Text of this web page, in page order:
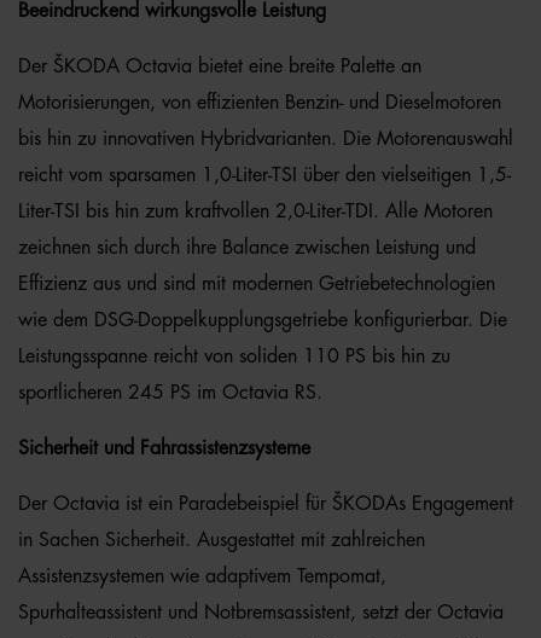
Beeindruckend wirkungsvolle Leistung
Der ŠKODA Octavia bietet eine breite Palette an
Motorisierungen, von effizienten Benzin- und Dieselmotoren
bis hin zu innovativen Hybridvarianten. Die Motorenauswahl
reicht vom sparsamen 1,0-Liter-TSI über den vielseitigen 1,5-
Liter-TSI bis hin zum kraftvollen 2,0-Liter-TDI. Alle Motoren
zeichnen sich durch ihre Balance zwischen Leistung und
Effizienz aus und sind mit modernen Getriebetechnologien
wie dem DSG-Doppelkupplungsgetriebe konfigurierbar. Die
Leistungsspanne reicht von soliden 110 PS bis hin zu
sportlicheren 245 PS im Octavia RS.
Sicherheit und Fahrassistenzsysteme
Der Octavia ist ein Paradebeispiel für ŠKODAs Engagement
in Sachen Sicherheit. Ausgestattet mit zahlreichen
Assistenzsystemen wie adaptivem Tempomat,
Spurhalteassistent und Notbremsassistent, setzt der Octavia